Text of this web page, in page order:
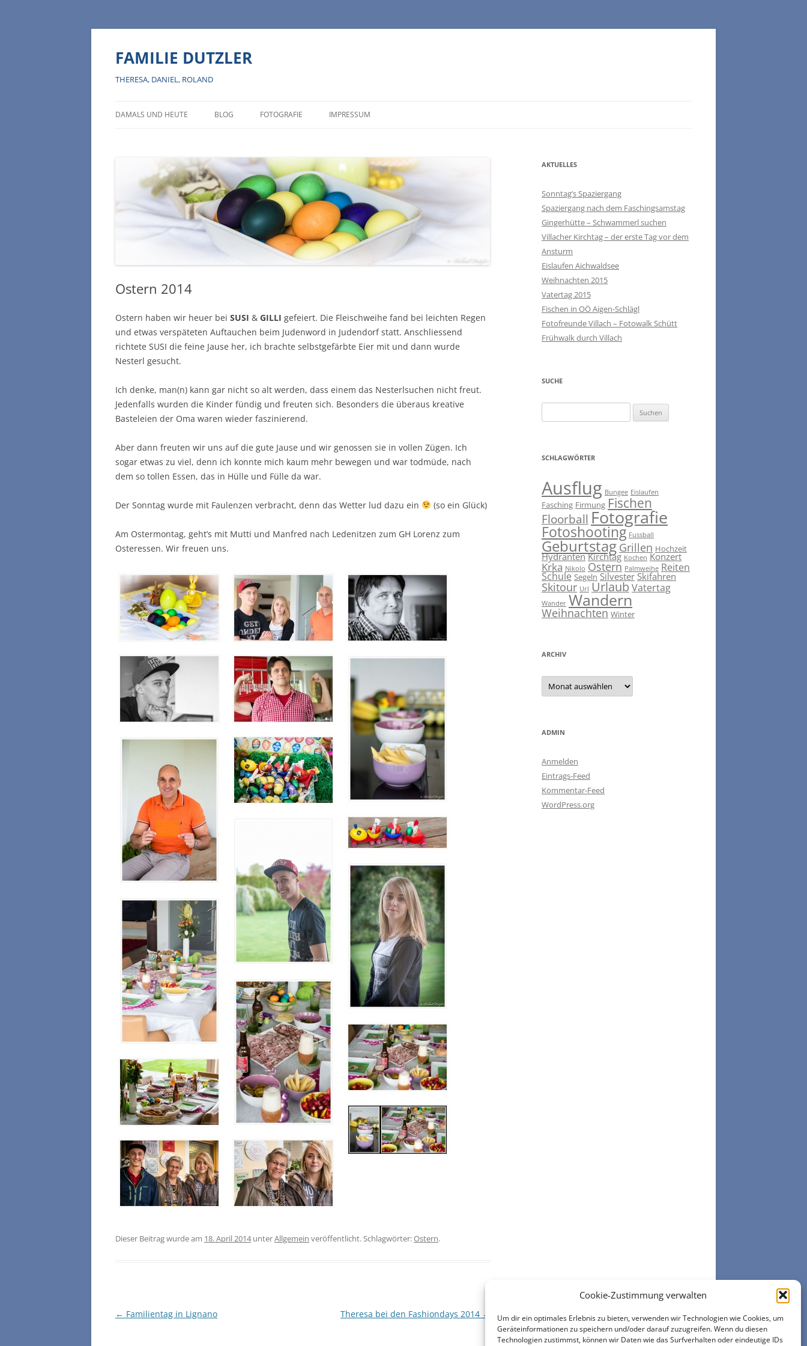
Cookie-Zustimmung verwalten
Um dir ein optimales Erlebnis zu bieten, verwenden wir Technologien wie Cookies, um
Geräteinformationen zu speichern und/oder darauf zuzugreifen. Wenn du diesen
Technologien zustimmst, können wir Daten wie das Surfverhalten oder eindeutige IDs
Zum
FAMILIE DUTZLER
THERESA, DANIEL, ROLAND
DAMALS UND HEUTE BLOG FOTOGRAFIE IMPRESSUM
Ostern 2014
Ostern haben wir heuer bei SUSI & GILLI gefeiert. Die Fleischweihe fand bei leichten Regen
und etwas verspäteten Auftauchen beim Judenword in Judendorf statt. Anschliessend
richtete SUSI die feine Jause her, ich brachte selbstgefärbte Eier mit und dann wurde
Nesterl gesucht.
Ich denke, man(n) kann gar nicht so alt werden, dass einem das Nesterlsuchen nicht freut.
Jedenfalls wurden die Kinder fündig und freuten sich. Besonders die überaus kreative
Basteleien der Oma waren wieder faszinierend.
Aber dann freuten wir uns auf die gute Jause und wir genossen sie in vollen Zügen. Ich
sogar etwas zu viel, denn ich konnte mich kaum mehr bewegen und war todmüde, nach
dem so tollen Essen, das in Hülle und Fülle da war.
Der Sonntag wurde mit Faulenzen verbracht, denn das Wetter lud dazu ein (so ein Glück)
Am Ostermontag, geht’s mit Mutti und Manfred nach Ledenitzen zum GH Lorenz zum
Osteressen. Wir freuen uns.
Dieser Beitrag wurde am 18. April 2014unterAllgemein veröffentlicht. Schlagwörter:Ostern.
Beitragsnavigation
← Familientag in Lignano Theresa bei den Fashiondays 2014 →
AKTUELLES
Sonntag’s Spaziergang
Spaziergang nach dem Faschingsamstag
Gingerhütte – Schwammerl suchen
Villacher Kirchtag – der erste Tag vor dem
Ansturm
Eislaufen Aichwaldsee
Weihnachten 2015
Vatertag 2015
Fischen in OÖ Aigen-Schlägl
Fotofreunde Villach – Fotowalk Schütt
Frühwalk durch Villach
SUCHE
nach:
SCHLAGWÖRTER
Ausflug Bungee Eislaufen
Fasching Firmung Fischen
Floorball Fotografie
Fotoshooting Fussball
Geburtstag Grillen Hochzeit
Hydranten Kirchtag Kochen Konzert
Krka Nikolo Ostern Palmweihe Reiten
Schule Segeln Silvester Skifahren
Skitour Url Urlaub Vatertag
Wander Wandern
Weihnachten Winter
ARCHIV
ARCHIV
ADMIN
Anmelden
Eintrags-Feed
Kommentar-Feed
WordPress.org